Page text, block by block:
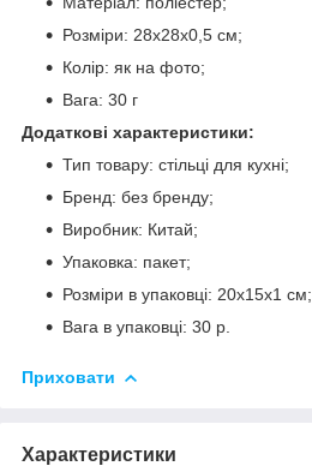
Розміри: 28х28х0,5 см;
Колір: як на фото;
Вага: 30 г
Додаткові характеристики:
Тип товару: стільці для кухні;
Бренд: без бренду;
Виробник: Китай;
Упаковка: пакет;
Розміри в упаковці: 20х15х1 см;
Вага в упаковці: 30 р.
Приховати
Характеристики